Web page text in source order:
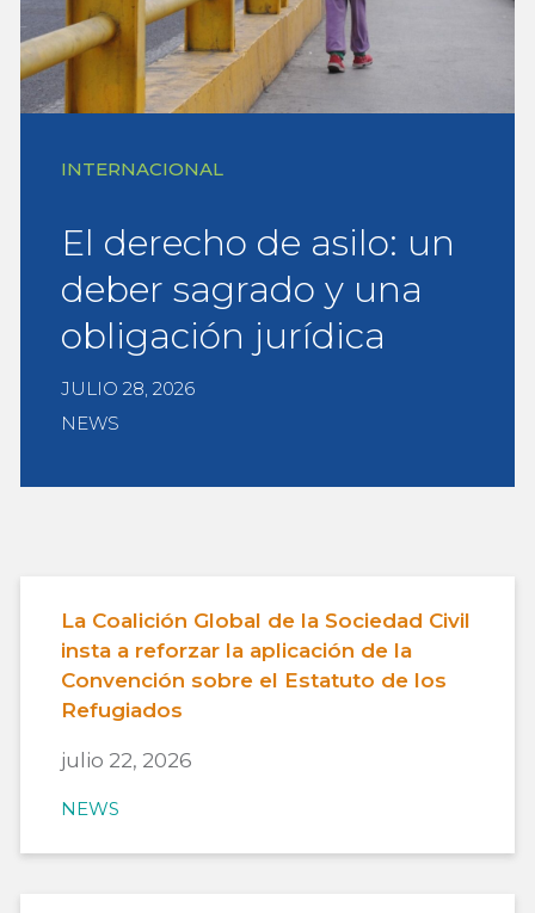
INTERNACIONAL
El derecho de asilo: un
deber sagrado y una
obligación jurídica
JULIO 28, 2026
NEWS
La Coalición Global de la Sociedad Civil
insta a reforzar la aplicación de la
Convención sobre el Estatuto de los
Refugiados
julio 22, 2026
NEWS